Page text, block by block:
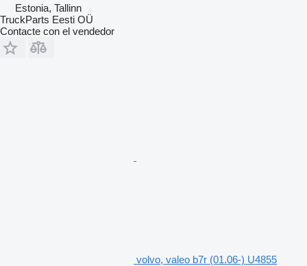
Estonia, Tallinn
TruckParts Eesti OÜ
Contacte con el vendedor
volvo, valeo b7r (01.06-) U4855